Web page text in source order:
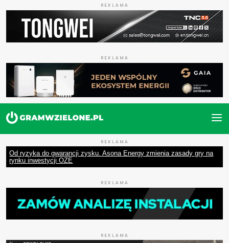
REKLAMA
REKLAMA
REKLAMA
Od ryzyka do gwarancji zysku. Asona Energy zmienia zasady gry na
rynku inwestycji OZE
REKLAMA
REKLAMA